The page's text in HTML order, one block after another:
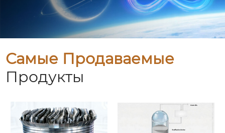
Самые Продаваемые
Продукты